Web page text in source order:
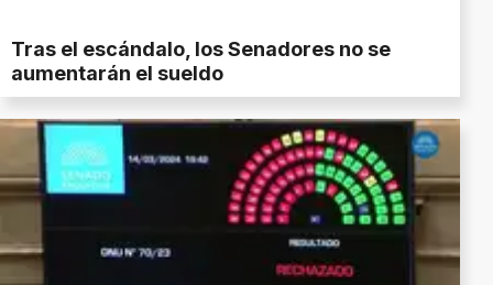
Tras el escándalo, los Senadores no se
aumentarán el sueldo